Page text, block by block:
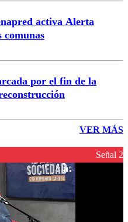
activa Alerta
comunas
por el fin de la
VER MÁS
Señal 2